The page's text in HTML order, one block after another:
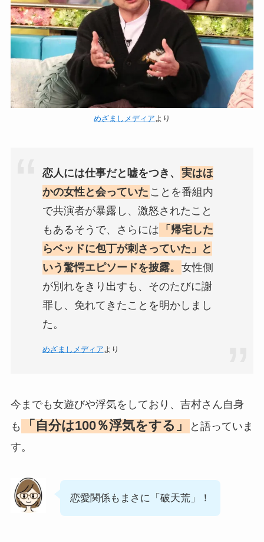
めざましメディア より
恋人には仕事だと嘘をつき、
実はほ
かの女性と会っていた ことを番組内
で共演者が暴露し、激怒されたこと
もあるそうで、さらには
「帰宅した
らベッドに包丁が刺さっていた」と
いう驚愕エピソードを披露。
女性側
が別れをきり出すも、そのたびに謝
罪し、免れてきたことを明かしまし
た。
めざましメディアより
今までも女遊びや浮気をしており、吉村さん自身
も
「自分は100％浮気をする」
と語っていま
す。
恋愛関係もまさに「破天荒」！